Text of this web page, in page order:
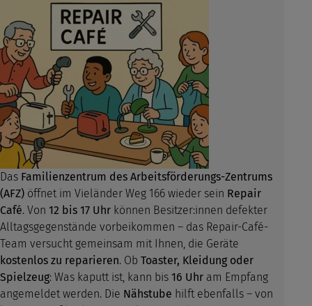
Das Familienzentrum des Arbeitsförderungs-Zentrums
(AFZ) öffnet im Vieländer Weg 166 wieder sein Repair
Café. Von 12 bis 17 Uhr können Besitzer:innen defekter
Alltagsgegenstände vorbeikommen – das Repair-Café-
Team versucht gemeinsam mit Ihnen, die Geräte
kostenlos zu reparieren. Ob Toaster, Kleidung oder
Spielzeug: Was kaputt ist, kann bis 16 Uhr am Empfang
angemeldet werden. Die Nähstube hilft ebenfalls – von